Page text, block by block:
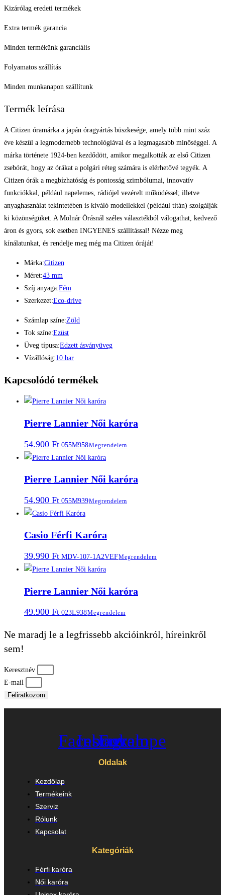
Kizárólag eredeti termékek
Extra termék garancia
Minden termékünk garanciális
Folyamatos szállítás
Minden munkanapon szállítunk
Termék leírása
A Citizen óramárka a japán óragyártás büszkesége, amely több mint száz
éve készül a legmodernebb technológiával és a legmagasabb minőséggel. A
márka története 1924-ben kezdődött, amikor megalkották az első Citizen
zsebórát, hogy az órákat a polgári réteg számára is elérhetővé tegyék. A
Citizen órák a megbízhatóság és pontosság szimbólumai, innovatív
funkciókkal, például napelemes, rádiójel vezérelt működéssel; illetve
anyaghasználat tekintetében is kiváló modellekkel (például titán) szolgálják
ki közönségüket. A Molnár Órásnál széles választékból válogathat, kedvező
áron és gyors, sok esetben INGYENES szállítással! Nézze meg
kínálatunkat, és rendelje meg még ma Citizen óráját!
Márka:Citizen
Méret:43 mm
Szíj anyaga:Fém
Szerkezet:Eco-drive
Számlap színe:Zöld
Tok színe:Ezüst
Üveg típusa:Edzett ásványüveg
Vízállóság:10 bar
Kapcsolódó termékek
Pierre Lannier Női karóra
54.900 Ft 055M958Megrendelem
Pierre Lannier Női karóra
54.900 Ft 055M939Megrendelem
Casio Férfi Karóra
39.990 Ft MDV-107-1A2VEFMegrendelem
Pierre Lannier Női karóra
49.900 Ft 023L938Megrendelem
Ne maradj le a legfrissebb akcióinkról, híreinkről
sem!
Keresztnév
E-mail
Feliratkozom
Facebook
Instagram
Envelope
Oldalak
Kezdőlap
Termékeink
Szerviz
Rólunk
Kapcsolat
Kategóriák
Férfi karóra
Női karóra